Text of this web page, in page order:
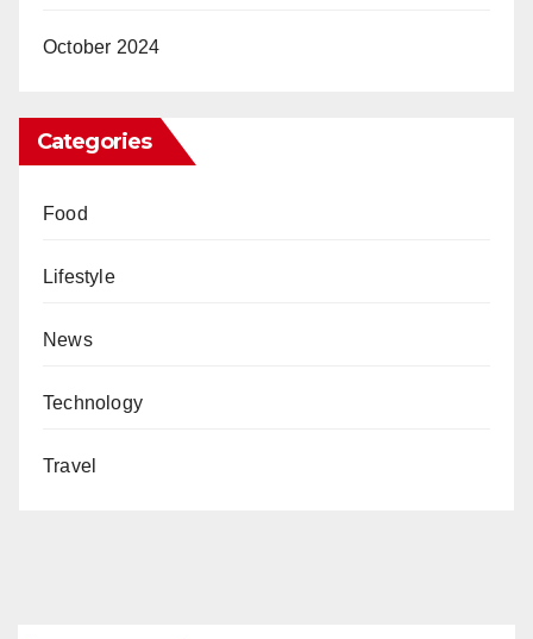
October 2024
Categories
Food
Lifestyle
News
Technology
Travel